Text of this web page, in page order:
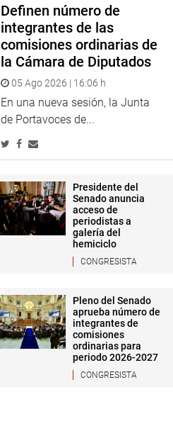
Definen número de
integrantes de las
comisiones ordinarias de
la Cámara de Diputados
05 Ago 2026 | 16:06 h
En una nueva sesión, la Junta
de Portavoces de...
Presidente del
Senado anuncia
acceso de
periodistas a
galería del
hemiciclo
CONGRESISTA
Pleno del Senado
aprueba número de
integrantes de
comisiones
ordinarias para
periodo 2026-2027
CONGRESISTA